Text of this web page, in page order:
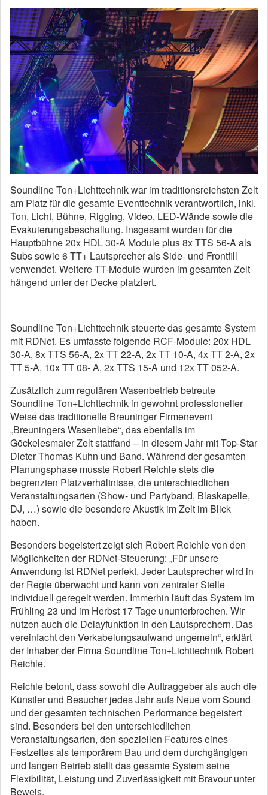
Soundline Ton+Lichttechnik war im traditionsreichsten Zelt
am Platz für die gesamte Eventtechnik verantwortlich, inkl.
Ton, Licht, Bühne, Rigging, Video, LED-Wände sowie die
Evakuierungsbeschallung. Insgesamt wurden für die
Hauptbühne 20x HDL 30-A Module plus 8x TTS 56-A als
Subs sowie 6 TT+ Lautsprecher als Side- und Frontfill
verwendet. Weitere TT-Module wurden im gesamten Zelt
hängend unter der Decke platziert.
Soundline Ton+Lichttechnik steuerte das gesamte System
mit RDNet. Es umfasste folgende RCF-Module: 20x HDL
30-A, 8x TTS 56-A, 2x TT 22-A, 2x TT 10-A, 4x TT 2-A, 2x
TT 5-A, 10x TT 08- A, 2x TTS 15-A und 12x TT 052-A.
Zusätzlich zum regulären Wasenbetrieb betreute
Soundline Ton+Lichttechnik in gewohnt professioneller
Weise das traditionelle Breuninger Firmenevent
„Breuningers Wasenliebe“, das ebenfalls im
Göckelesmaier Zelt stattfand – in diesem Jahr mit Top-Star
Dieter Thomas Kuhn und Band. Während der gesamten
Planungsphase musste Robert Reichle stets die
begrenzten Platzverhältnisse, die unterschiedlichen
Veranstaltungsarten (Show- und Partyband, Blaskapelle,
DJ, …) sowie die besondere Akustik im Zelt im Blick
haben.
Besonders begeistert zeigt sich Robert Reichle von den
Möglichkeiten der RDNet-Steuerung: „Für unsere
Anwendung ist RDNet perfekt. Jeder Lautsprecher wird in
der Regie überwacht und kann von zentraler Stelle
individuell geregelt werden. Immerhin läuft das System im
Frühling 23 und im Herbst 17 Tage ununterbrochen. Wir
nutzen auch die Delayfunktion in den Lautsprechern. Das
vereinfacht den Verkabelungsaufwand ungemein“, erklärt
der Inhaber der Firma Soundline Ton+Lichttechnik Robert
Reichle.
Reichle betont, dass sowohl die Auftraggeber als auch die
Künstler und Besucher jedes Jahr aufs Neue vom Sound
und der gesamten technischen Performance begeistert
sind. Besonders bei den unterschiedlichen
Veranstaltungsarten, den speziellen Features eines
Festzeltes als temporärem Bau und dem durchgängigen
und langen Betrieb stellt das gesamte System seine
Flexibilität, Leistung und Zuverlässigkeit mit Bravour unter
Beweis.